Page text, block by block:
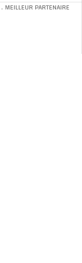
. MEILLEUR PARTENAIRE